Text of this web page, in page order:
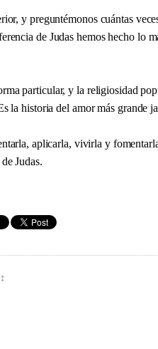
y preguntémonos cuántas
de Judas hemos hecho lo
particular, y la religiosidad
la historia del amor más grande
aplicarla, vivirla y
Judas.